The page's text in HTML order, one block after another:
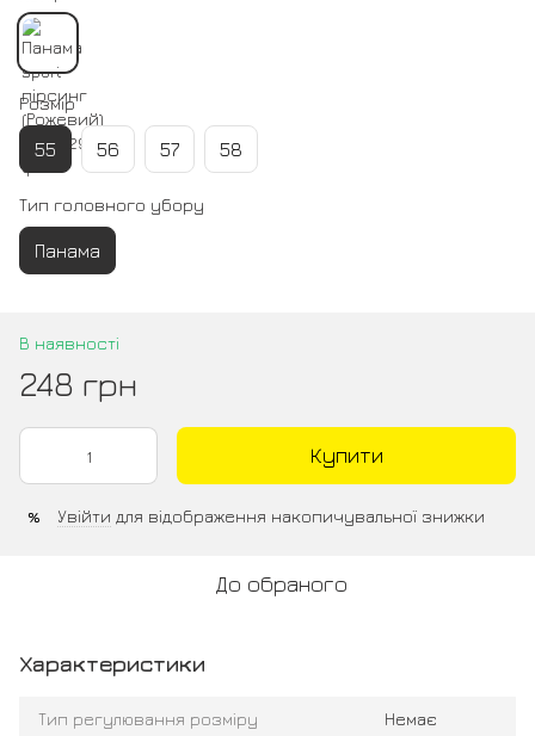
Розмір
55 56 57 58
Тип головного убору
Панама
В наявності
248 грн
Купити
% Увійти для відображення накопичувальної знижки
До обраного
Характеристики
Тип регулювання розміру Немає